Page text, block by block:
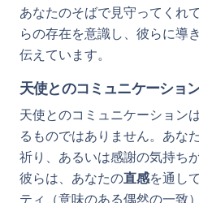
あなたのそばで見守ってくれ
らの存在を意識し、彼らに導
伝えています。
天使とのコミュニケーショ
天使とのコミュニケーション
るものではありません。あな
祈り、あるいは感謝の気持ち
彼らは、あなたの直感を通し
ティ（意味のある偶然の一致